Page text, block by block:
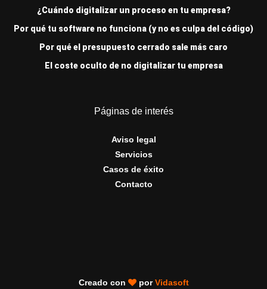
¿Cuándo digitalizar un proceso en tu empresa?
Por qué tu software no funciona (y no es culpa del código)
Por qué el presupuesto cerrado sale más caro
El coste oculto de no digitalizar tu empresa
Páginas de interés
Aviso legal
Servicios
Casos de éxito
Contacto
Creado con porVidasoft